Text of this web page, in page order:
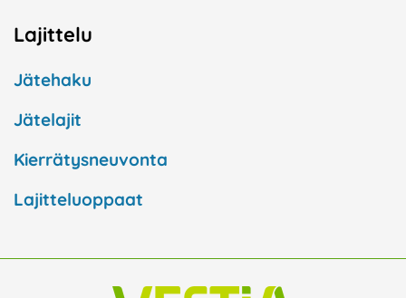
Lajittelu
Jätehaku
Jätelajit
Kierrätysneuvonta
Lajitteluoppaat